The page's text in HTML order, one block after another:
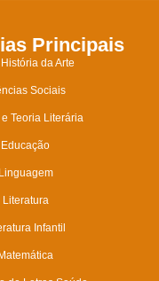
Principais
da Arte
Sociais
Teoria Literária
Educação
Linguagem
Literatura
Infantil
Matemática